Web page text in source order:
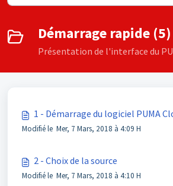
Démarrage rapide (5)
Présentation de l'interface du
1 - Démarrage du logiciel PUMA
Modifié le Mer, 7 Mars, 2018 à 4:09 H
2 - Choix de la source
Modifié le Mer, 7 Mars, 2018 à 4:10 H